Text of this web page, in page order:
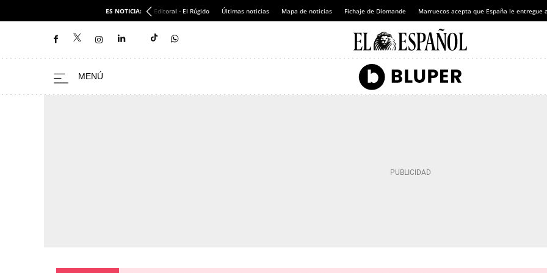
ES NOTICIA: Editoral - El Rúgido Últimas noticias Mapa de noticias Fichaje de Diomande Marruecos acepta que España le entregue